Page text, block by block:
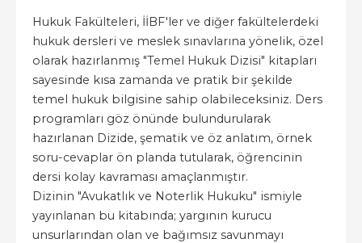
Hukuk Fakülteleri, İİBF'ler ve diğer fakültelerdeki
hukuk dersleri ve meslek sınavlarına yönelik, özel
olarak hazırlanmış "Temel Hukuk Dizisi" kitapları
sayesinde kısa zamanda ve pratik bir şekilde
temel hukuk bilgisine sahip olabileceksiniz. Ders
programları göz önünde bulundurularak
hazırlanan Dizide, şematik ve öz anlatım, örnek
soru-cevaplar ön planda tutularak, öğrencinin
dersi kolay kavraması amaçlanmıştır.
Dizinin "Avukatlık ve Noterlik Hukuku" ismiyle
yayınlanan bu kitabında; yargının kurucu
unsurlarından olan ve bağımsız savunmayı